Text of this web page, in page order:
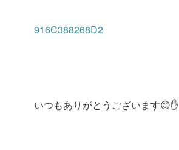
916C388268D2
いつもありがとうございます😊✋